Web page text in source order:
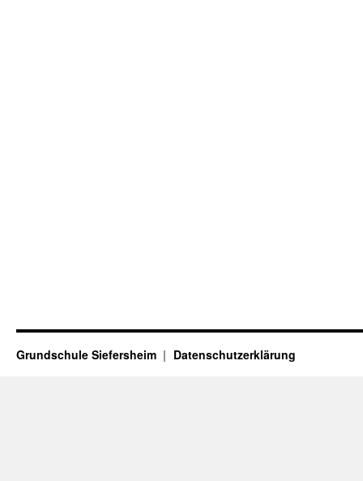
Grundschule Siefersheim Datenschutzerklärung